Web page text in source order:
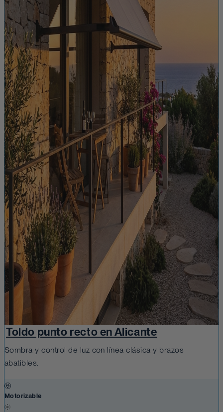
Toldo punto recto en Alicante
Sombra y control de luz con línea clásica y brazos
abatibles.
Motorizable